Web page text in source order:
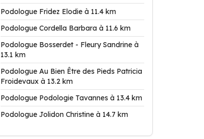
Podologue Fridez Elodie à 11.4 km
Podologue Cordella Barbara à 11.6 km
Podologue Bosserdet - Fleury Sandrine à
13.1 km
Podologue Au Bien Être des Pieds Patricia
Froidevaux à 13.2 km
Podologue Podologie Tavannes à 13.4 km
Podologue Jolidon Christine à 14.7 km